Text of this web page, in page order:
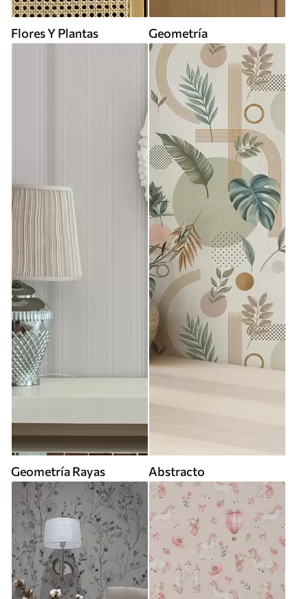
Flores Y Plantas Geometría
Geometría Rayas Abstracto